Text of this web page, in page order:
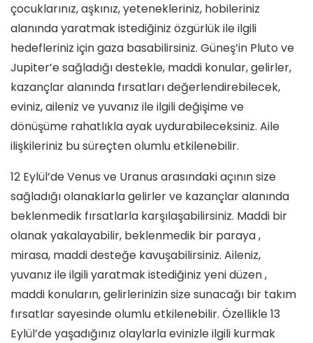
çocuklarınız, aşkınız, yetenekleriniz, hobileriniz
alanında yaratmak istediğiniz özgürlük ile ilgili
hedefleriniz için gaza basabilirsiniz. Güneş’in Pluto ve
Jupiter’e sağladığı destekle, maddi konular, gelirler,
kazançlar alanında fırsatları değerlendirebilecek,
eviniz, aileniz ve yuvanız ile ilgili değişime ve
dönüşüme rahatlıkla ayak uydurabileceksiniz. Aile
ilişkileriniz bu süreçten olumlu etkilenebilir.
12 Eylül’de Venus ve Uranus arasındaki açının size
sağladığı olanaklarla gelirler ve kazançlar alanında
beklenmedik fırsatlarla karşılaşabilirsiniz. Maddi bir
olanak yakalayabilir, beklenmedik bir paraya ,
mirasa, maddi desteğe kavuşabilirsiniz. Aileniz,
yuvanız ile ilgili yaratmak istediğiniz yeni düzen ,
maddi konuların, gelirlerinizin size sunacağı bir takım
fırsatlar sayesinde olumlu etkilenebilir. Özellikle 13
Eylül’de yaşadığınız olaylarla evinizle ilgili kurmak